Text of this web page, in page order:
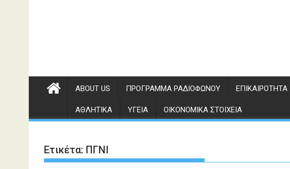
ABOUT US ΠΡΌΓΡΑΜΜΑ ΡΑΔΙΟΦΏΝΟΥ ΕΠΙΚΑΙΡΌΤΗΤΑ
ΑΘΛΗΤΙΚΆ ΥΓΕΊΑ ΟΙΚΟΝΟΜΙΚΆ ΣΤΟΙΧΕΊΑ
Ετικέτα: ΠΓΝΙ